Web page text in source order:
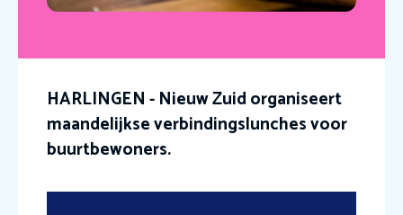
HARLINGEN - Nieuw Zuid organiseert
maandelijkse verbindingslunches voor
buurtbewoners.